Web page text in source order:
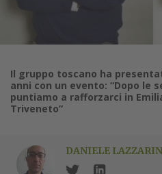
Il gruppo toscano ha
anni con un evento: “Dopo le
puntiamo a rafforzarci in
Triveneto”
DANIELE LAZZARIN